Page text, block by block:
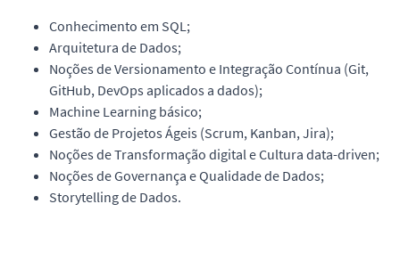
Conhecimento em SQL;
Arquitetura de Dados;
Noções de Versionamento e Integração Contínua (Git,
GitHub, DevOps aplicados a dados);
Machine Learning básico;
Gestão de Projetos Ágeis (Scrum, Kanban, Jira);
Noções de Transformação digital e Cultura data-driven;
Noções de Governança e Qualidade de Dados;
Storytelling de Dados.